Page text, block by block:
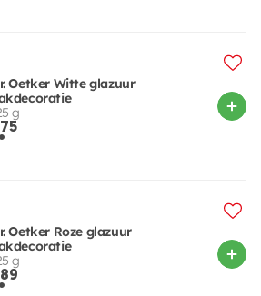
Oetker Witte glazuur
g
75
Oetker Roze glazuur
g
89